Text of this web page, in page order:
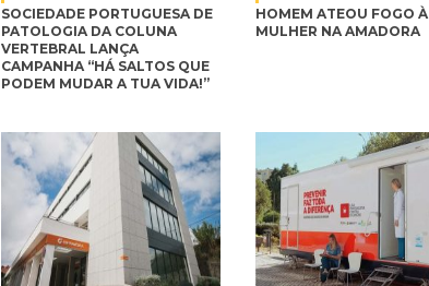
SOCIEDADE PORTUGUESA DE
PATOLOGIA DA COLUNA
VERTEBRAL LANÇA
CAMPANHA “HÁ SALTOS QUE
PODEM MUDAR A TUA VIDA!”
HOMEM ATEOU FOGO À
MULHER NA AMADORA